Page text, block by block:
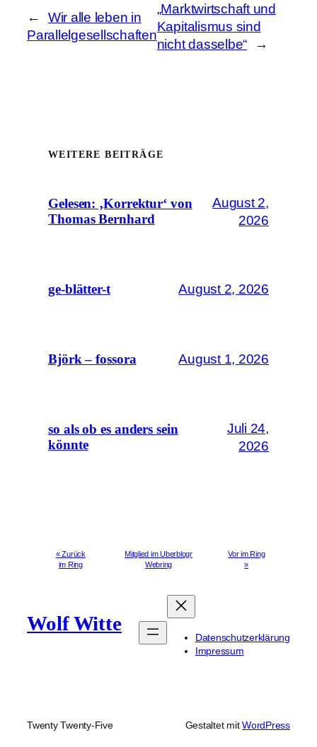
←
Wir alle leben in
Parallelgesellschaften
„Marktwirtschaft und
Kapitalismus sind
nicht dasselbe“
→
WEITERE BEITRÄGE
Gelesen: ‚Korrektur‘ von
Thomas Bernhard
August 2,
2026
ge-blätter-t August 2, 2026
Björk – fossora August 1, 2026
so als ob es anders sein
könnte
Juli 24,
2026
« Zurück
im Ring
Mitglied im Uberblogr
Webring
Vor im Ring
»
Wolf Witte
Datenschutzerklärung
Impressum
Twenty Twenty-Five Gestaltet mitWordPress